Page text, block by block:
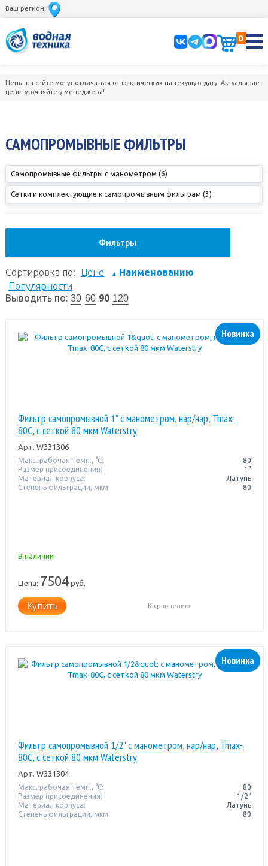
Ваш регион:
0
Цены на сайте могут отличаться от фактических на текущую дату. Актуальные
цены уточняйте у менеджера!
САМОПРОМЫВНЫЕ ФИЛЬТРЫ
Самопромывные фильтры с манометром (6)
Сетки и комплектующие к самопромывным фильтрам (3)
Фильтры
Сортировка по: Цене ▲ Наименованию
Популярности
Выводить по: 30 60 90 120
Новинка
Фильтр самопромывной 1" с манометром, нар/нар, Tmax-
80C, с сеткой 80 мкм Waterstry
Арт. W331306
Макс. рабочая темп., °С:
80
Размер присоединения:
1"
Материал корпуса:
Латунь
Степень фильтрации, мкм:
80
В наличии
Цена: 7504руб.
Купить К сравнению
Новинка
Фильтр самопромывной 1/2" с манометром, нар/нар, Tmax-
80C, с сеткой 80 мкм Waterstry
Арт. W331304
Макс. рабочая темп., °С:
80
Размер присоединения:
1/2"
Материал корпуса:
Латунь
Степень фильтрации, мкм:
80